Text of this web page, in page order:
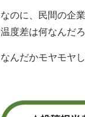
なのに、民間の企
温度差は何なんだ
なんだかモヤモヤし